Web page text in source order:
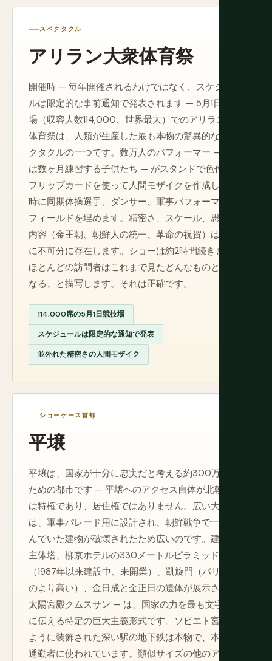
スペクタクル
アリラン大衆体育祭
開催時 — 毎年開催されるわけではなく、スケジュー
ルは限定的な事前通知で発表されます — 5月1日競技
場（収容人数114,000、世界最大）でのアリラン大衆
体育祭は、人類が生産した最も本物の驚異的なスペ
クタクルの一つです。数万人のパフォーマー — 多く
は数ヶ月練習する子供たち — がスタンドで色付きの
フリップカードを使って人間モザイクを作成し、同
時に同期体操選手、ダンサー、軍事パフォーマーが
フィールドを埋めます。精密さ、スケール、思想的
内容（金王朝、朝鮮人の統一、革命の祝賀）は同時
に不可分に存在します。ショーは約2時間続きます。
ほとんどの訪問者はこれまで見たどんなものとも異
なる、と描写します。それは正確です。
114,000席の5月1日競技場
スケジュールは限定的な通知で発表
並外れた精密さの人間モザイク
ショーケース首都
平壌
平壌は、国家が十分に忠実だと考える約300万人の
ための都市です — 平壌へのアクセス自体が北朝鮮で
は特権であり、居住権ではありません。広い大通り
は、軍事パレード用に設計され、朝鮮戦争で一度並
んでいた建物が破壊されたため広いのです。建築 —
主体塔、柳京ホテルの330メートルピラミッド
（1987年以来建設中、未開業）、凱旋門（パリのも
のより高い）、金日成と金正日の遺体が展示される
太陽宮殿クムスサン — は、国家の力を最も文字通り
に伝える特定の巨大主義形式です。ソビエト宮殿の
ように装飾された深い駅の地下鉄は本物で、本物の
通勤者に使われています。類似サイズの他のアジア